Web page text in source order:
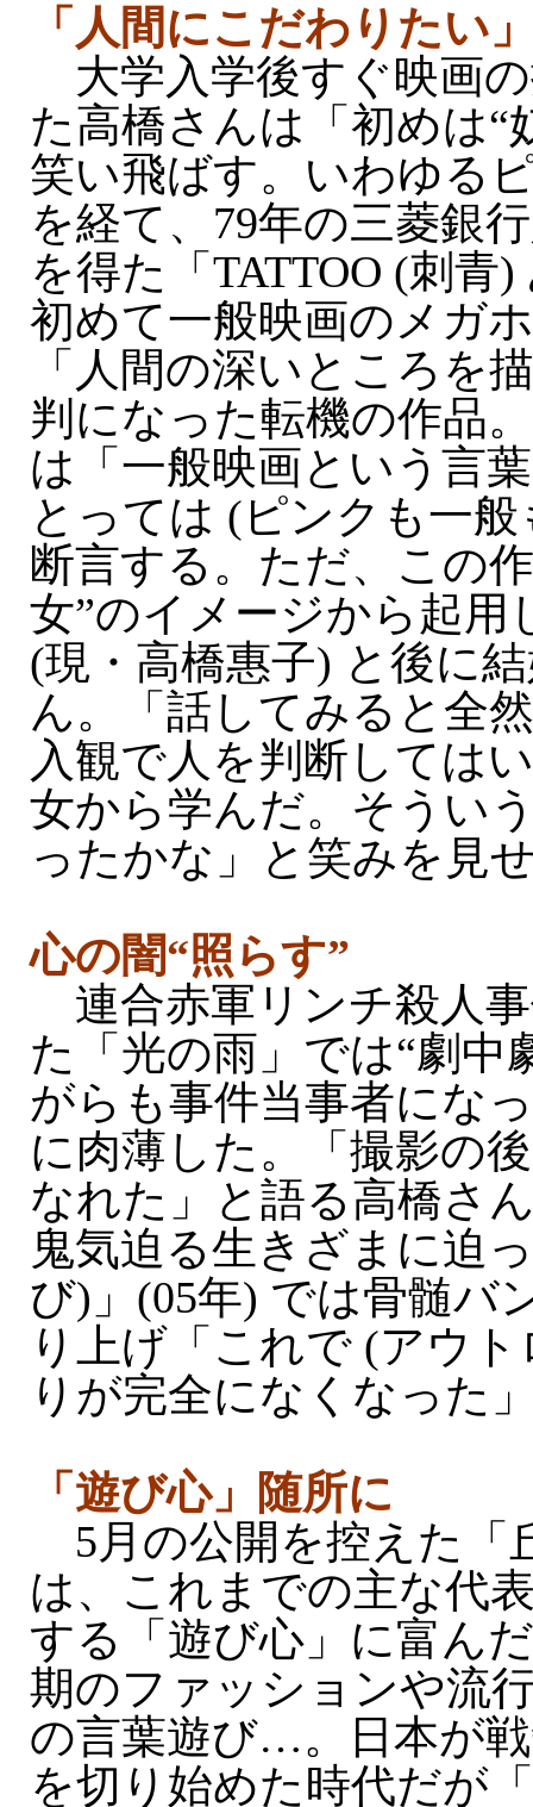
「人間にこだわりたい
大学入学後すぐ映画
た高橋さんは「初めは“
笑い飛ばす。いわゆる
を経て、79年の三菱銀
を得た「TATTOO (刺青
初めて一般映画のメガ
「人間の深いところを
判になった転機の作品
は「一般映画という言
とっては (ピンクも一
断言する。ただ、この
女”のイメージから起用
(現・高橋惠子) と後に
ん。「話してみると全
入観で人を判断しては
女から学んだ。そうい
ったかな」と笑みを見
心の闇“照らす”
連合赤軍リンチ殺人
た「光の雨」では“劇中
がらも事件当事者にな
に肉薄した。「撮影の
なれた」と語る高橋さ
鬼気迫る生きざまに迫
び)」(05年) では骨髄バ
り上げ「これで (アウ
りが完全になくなった
「遊び心」随所に
5月の公開を控えた「
は、これまでの主な代
する「遊び心」に富ん
期のファッションや流
の言葉遊び…。日本が
を切り始めた時代だが